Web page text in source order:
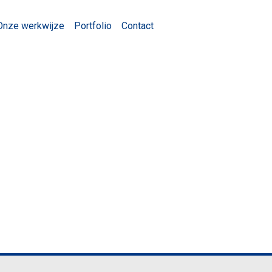
werkwijze Portfolio Contact